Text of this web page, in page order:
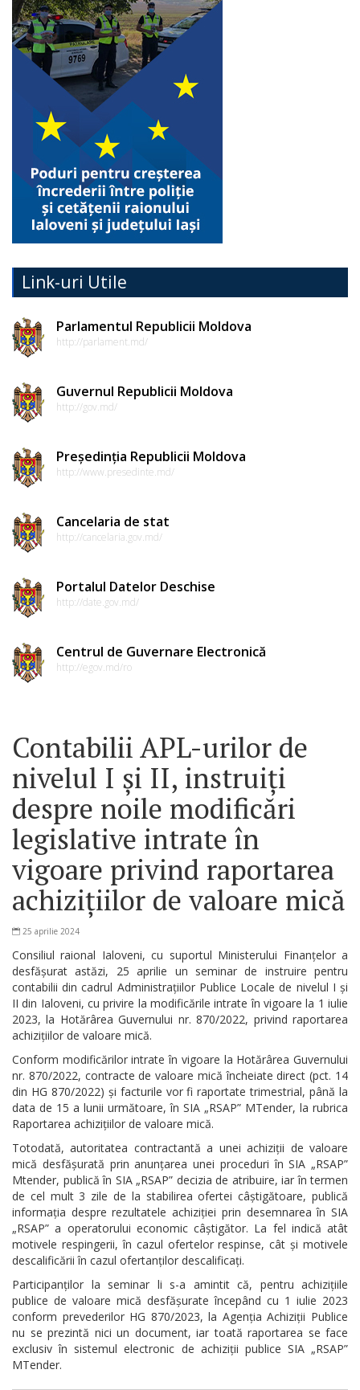
Link-uri Utile
Parlamentul Republicii Moldova
http://parlament.md/
Guvernul Republicii Moldova
http://gov.md/
Președinția Republicii Moldova
http://www.presedinte.md/
Cancelaria de stat
http://cancelaria.gov.md/
Portalul Datelor Deschise
http://date.gov.md/
Centrul de Guvernare Electronică
http://egov.md/ro
Contabilii APL-urilor de
nivelul I și II, instruiți
despre noile modificări
legislative intrate în
vigoare privind raportarea
achizițiilor de valoare mică
25 aprilie 2024
Consiliul raional Ialoveni, cu suportul Ministerului Finanțelor a
desfășurat astăzi, 25 aprilie un seminar de instruire pentru
contabilii din cadrul Administrațiilor Publice Locale de nivelul I și
II din Ialoveni, cu privire la modificările intrate în vigoare la 1 iulie
2023, la Hotărârea Guvernului nr. 870/2022, privind raportarea
achizițiilor de valoare mică.
Conform modificărilor intrate în vigoare la Hotărârea Guvernului
nr. 870/2022, contracte de valoare mică încheiate direct (pct. 14
din HG 870/2022) și facturile vor fi raportate trimestrial, până la
data de 15 a lunii următoare, în SIA „RSAP” MTender, la rubrica
Raportarea achizițiilor de valoare mică.
Totodată, autoritatea contractantă a unei achiziții de valoare
mică desfășurată prin anunțarea unei proceduri în SIA „RSAP”
Mtender, publică în SIA „RSAP” decizia de atribuire, iar în termen
de cel mult 3 zile de la stabilirea ofertei câștigătoare, publică
informația despre rezultatele achiziției prin desemnarea în SIA
„RSAP” a operatorului economic câștigător. La fel indică atât
motivele respingerii, în cazul ofertelor respinse, cât și motivele
descalificării în cazul ofertanților descalificați.
Participanților la seminar li s-a amintit că, pentru achizițiile
publice de valoare mică desfășurate începând cu 1 iulie 2023
conform prevederilor HG 870/2023, la Agenția Achiziții Publice
nu se prezintă nici un document, iar toată raportarea se face
exclusiv în sistemul electronic de achiziții publice SIA „RSAP”
MTender.